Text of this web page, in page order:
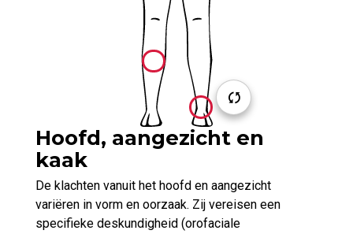
Hoofd, aangezicht en
kaak
De klachten vanuit het hoofd en aangezicht
variëren in vorm en oorzaak. Zij vereisen een
specifieke deskundigheid (orofaciale